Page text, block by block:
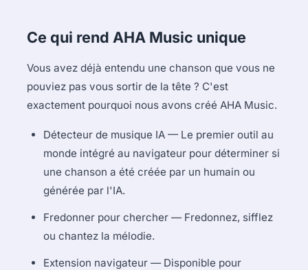
Ce qui rend AHA Music unique
Vous avez déjà entendu une chanson que vous ne
pouviez pas vous sortir de la tête ? C'est
exactement pourquoi nous avons créé AHA Music.
Détecteur de musique IA — Le premier outil au
monde intégré au navigateur pour déterminer si
une chanson a été créée par un humain ou
générée par l'IA.
Fredonner pour chercher — Fredonnez, sifflez
ou chantez la mélodie.
Extension navigateur — Disponible pour